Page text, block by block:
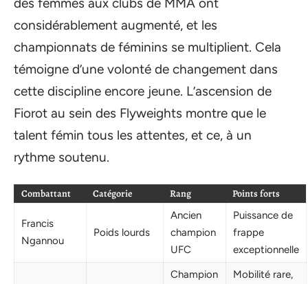
considérablement augmenté, et les
championnats de féminins se multiplient. Cela
témoigne d’une volonté de changement dans
cette discipline encore jeune. L’ascension de
Fiorot au sein des Flyweights montre que le
talent fémin tous les attentes, et ce, à un
rythme soutenu.
Combattant Catégorie Rang Points forts
Francis
Ngannou
Poids lourds
Ancien
champion
UFC
Puissance de
frappe
exceptionnelle
Champion
Mobilité rare,